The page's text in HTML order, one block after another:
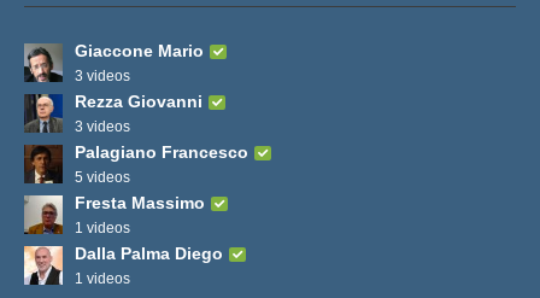
Giaccone Mario
3 videos
Rezza Giovanni
3 videos
Palagiano Francesco
5 videos
Fresta Massimo
1 videos
Dalla Palma Diego
1 videos